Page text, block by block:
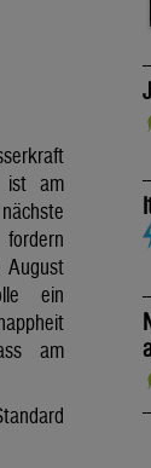
ist am
August
ein
am